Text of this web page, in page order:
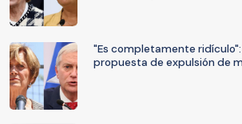
"Es completamente
propuesta de expulsión de